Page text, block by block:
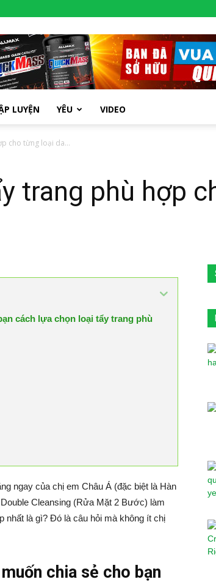
LUYỆN YÊU VIDEO
cho từng loại da...
trang phù hợp
cách lựa chọn loại tẩy trang phù
ngay của chị em Châu Á (đặc biệt là Hàn
Cleansing (Rửa Mặt 2 Bước) làm
nhất là gì? Đó là câu hỏi mà không ít chị
chia sẻ cho bạn